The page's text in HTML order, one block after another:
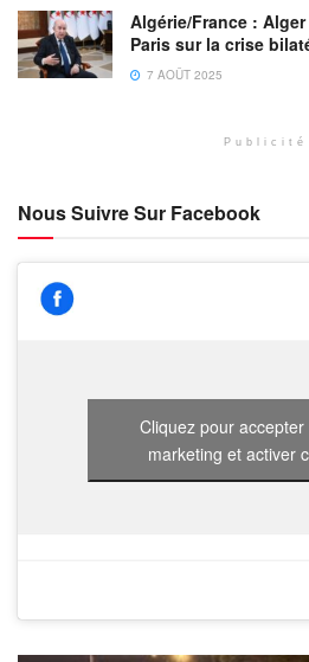
Algérie/France :
Paris sur la crise
7 AOÛT 2025
Publicité
Nous Suivre Sur Facebook
Cliquez pour
marketing et activer